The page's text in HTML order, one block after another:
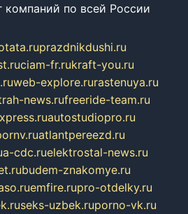
компаний по всей России
prazdnikdushi.ru
ciam-fr.rukraft-you.ru
web-explore.rurastenuya.ru
news.rufreeride-team.ru
autostudiopro.ru
atlantpereezd.ru
a-cdc.ruelektrostal-news.ru
budem-znakomye.ru
emfire.rupro-otdelky.ru
seks-uzbek.ruporno-vk.ru